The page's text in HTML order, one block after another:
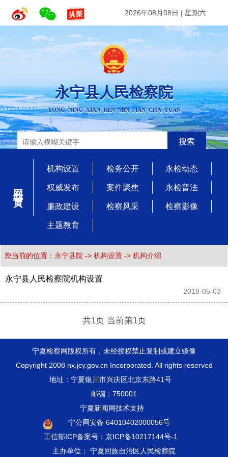
2026年08月08日 | 星期六
永宁县人民检察院
YONG NING XIAN REN MIN JIAN CHA YUAN
搜索
网站首页
机构设置 检务公开 永检动态
权威发布 案件聚焦 永检普法
廉政建设 检察风采 检察影像
主题教育
您当前的位置： 永宁县院 -> 机构设置-> 机构介绍
永宁县人民检察院机构设置
2018-05-03
共1页 当前第1页
宁夏检察网版权所有，未经授权禁止复制或建立镜像
Copyright 2008 nx.jcy.gov.cn Incorporated. All rights reserved
地址：宁夏银川市兴庆区北京东路41号
邮编：750001
宁夏新闻网技术支持
宁公网安备 64010402000056号
工信部ICP备案号：京ICP备10217144号-1
主办单位： 宁夏回族自治区人民检察院